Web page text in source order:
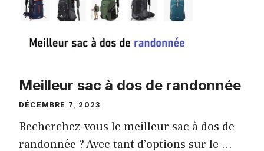
Meilleur sac à dos de randonnée
DÉCEMBRE 7, 2023
Recherchez-vous le meilleur sac à dos de
randonnée ? Avec tant d’options sur le ...